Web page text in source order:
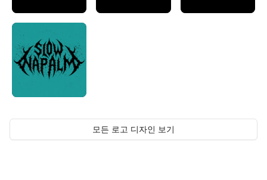
모든 로고 디자인 보기